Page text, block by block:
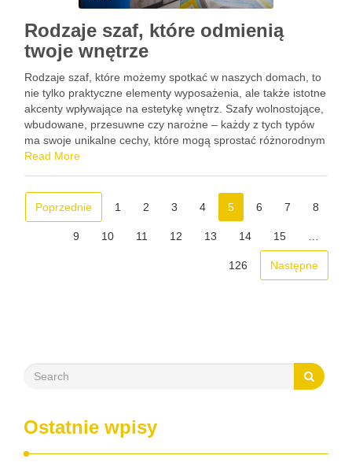
Rodzaje szaf, które odmienią
twoje wnętrze
Rodzaje szaf, które możemy spotkać w naszych domach, to
nie tylko praktyczne elementy wyposażenia, ale także istotne
akcenty wpływające na estetykę wnętrz. Szafy wolnostojące,
wbudowane, przesuwne czy narożne – każdy z tych typów
ma swoje unikalne cechy, które mogą sprostać różnorodnym
potrzebom użytkowników. Odpowiednio dobrana szafa nie
Read More
Poprzednie 1 2 3 4 5 6 7 8
9 10 11 12 13 14 15
126 Następne
Ostatnie wpisy